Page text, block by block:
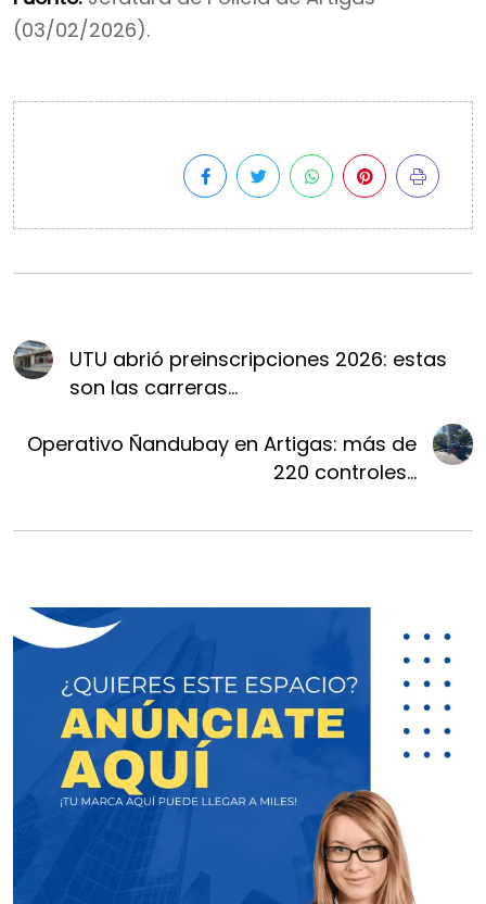
(03/02/2026).
UTU abrió preinscripciones 2026: estas
son las carreras...
Operativo Ñandubay en Artigas: más de
220 controles...